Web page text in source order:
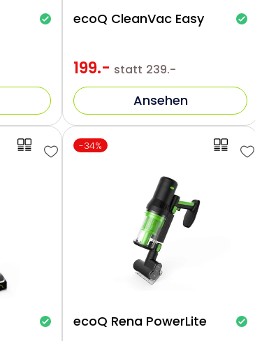
199.- statt 239.-
ecoQ CleanVac Easy
Ansehen
-34%
ecoQ Rena PowerLite